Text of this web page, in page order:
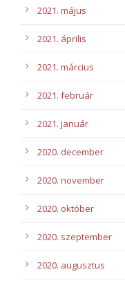
2021. május
2021. április
2021. március
2021. február
2021. január
2020. december
2020. november
2020. október
2020. szeptember
2020. augusztus